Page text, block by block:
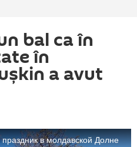
bal ca în
în
a avut